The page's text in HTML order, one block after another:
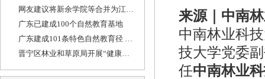
网友建议将新余学院等合并为江西工业大学，江
广东已建成100个自然教育基地
广东建成101条特色自然教育径 其中八成免费开放
晋宁区林业和草原局开展“健康人生 绿色无毒”
来源｜中南
中南林业科
技大学党委
任中南林业